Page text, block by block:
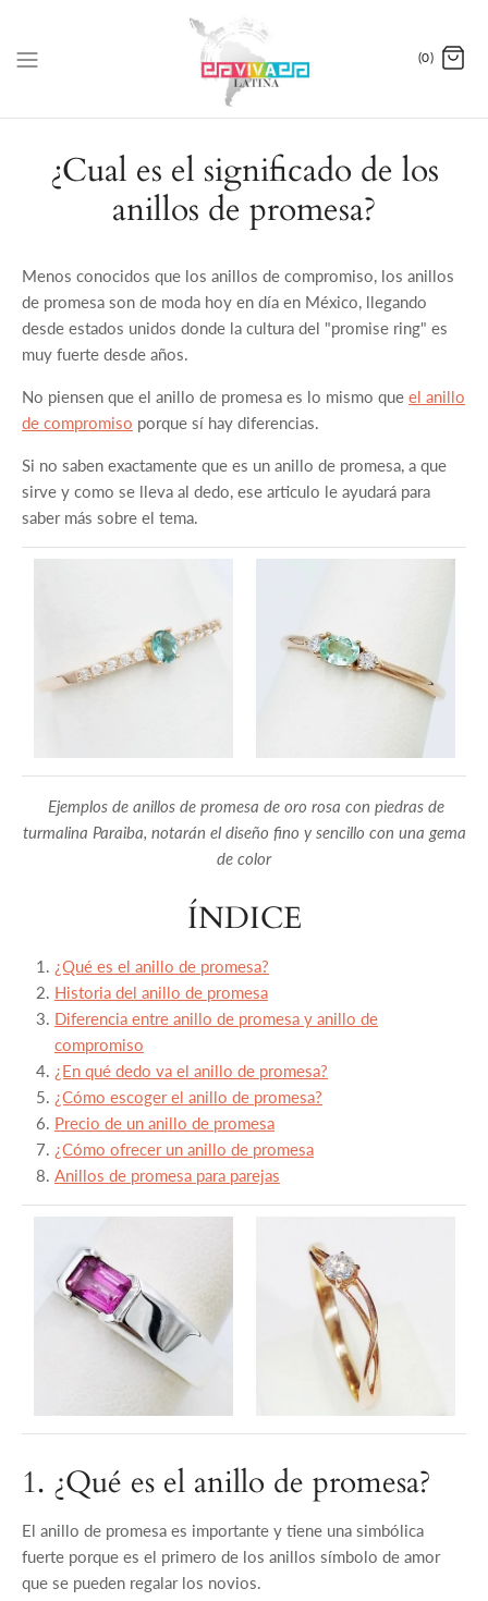
(0)
¿Cual es el significado de los
anillos de promesa?
Menos conocidos que los anillos de compromiso, los anillos
de promesa son de moda hoy en día en México, llegando
desde estados unidos donde la cultura del "promise ring" es
muy fuerte desde años.
No piensen que el anillo de promesa es lo mismo que el anillo
de compromiso porque sí hay diferencias.
Si no saben exactamente que es un anillo de promesa, a que
sirve y como se lleva al dedo, ese articulo le ayudará para
saber más sobre el tema.
Ejemplos de anillos de promesa de oro rosa con piedras de
turmalina Paraiba, notarán el diseño fino y sencillo con una gema
de color
ÍNDICE
¿Qué es el anillo de promesa?
Historia del anillo de promesa
Diferencia entre anillo de promesa y anillo de
compromiso
¿En qué dedo va el anillo de promesa?
¿Cómo escoger el anillo de promesa?
Precio de un anillo de promesa
¿Cómo ofrecer un anillo de promesa
Anillos de promesa para parejas
1. ¿Qué es el anillo de promesa?
El anillo de promesa es importante y tiene una simbólica
fuerte porque es el primero de los anillos símbolo de amor
que se pueden regalar los novios.